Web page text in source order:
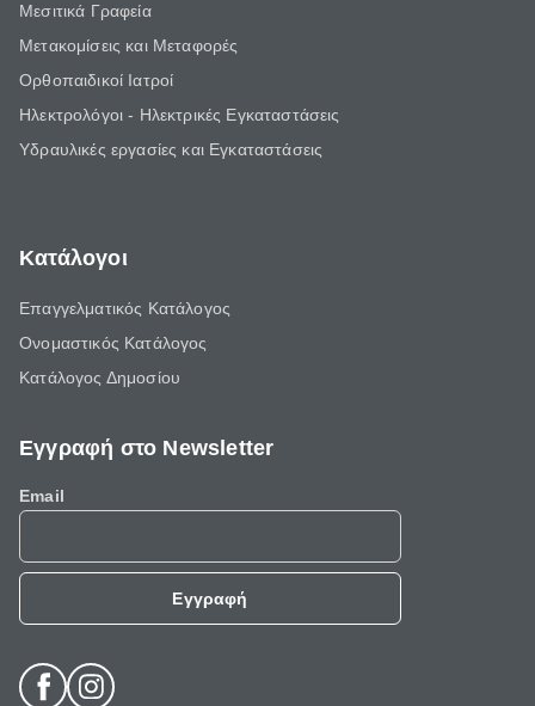
Μεσιτικά Γραφεία
Μετακομίσεις και Μεταφορές
Ορθοπαιδικοί Ιατροί
Ηλεκτρολόγοι - Ηλεκτρικές Εγκαταστάσεις
Υδραυλικές εργασίες και Εγκαταστάσεις
Κατάλογοι
Επαγγελματικός Κατάλογος
Ονομαστικός Κατάλογος
Κατάλογος Δημοσίου
Εγγραφή στο Newsletter
Email
Εγγραφή